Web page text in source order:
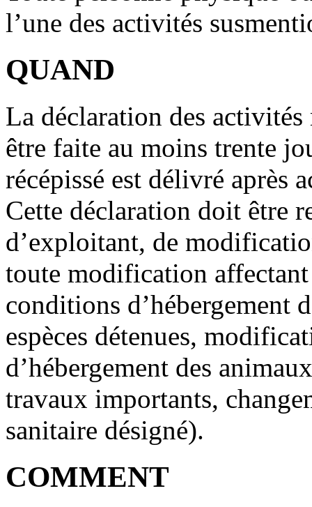
l’une des activités
QUAND
La déclaration des
être faite au moins trente
récépissé est délivré après
Cette déclaration doit être
d’exploitant, de
toute modification
conditions d’hébergement
espèces détenues,
d’hébergement des
travaux importants,
sanitaire désigné).
COMMENT